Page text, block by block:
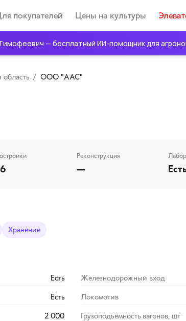
— бесплатный ИИ-помощник для
покупателей Цены на культуры
область / ООО "ААС"
Реконструкция
—
Хранение
Есть Железнодорожный вход
Есть Локомотив
2 000 Грузоподъёмность вагонов, шт